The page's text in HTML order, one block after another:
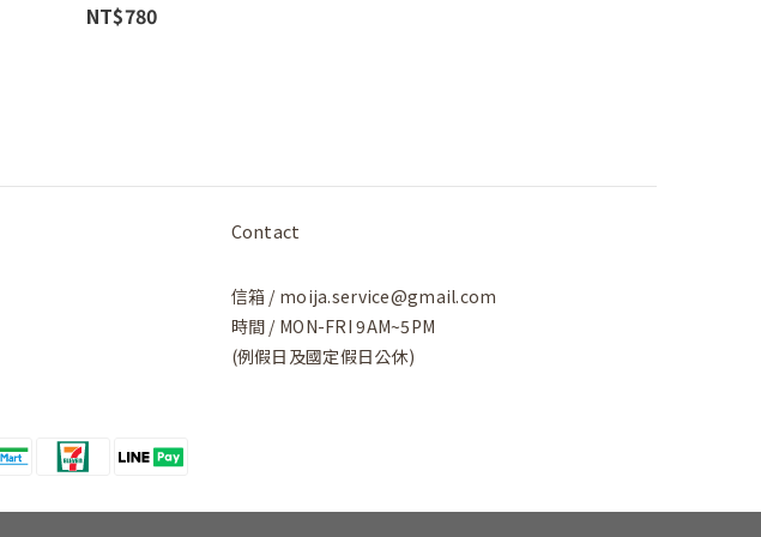
NT$780
Contact
信箱 / moija.service@gmail.com
時間 / MON-FRI 9AM~5PM
(例假日及國定假日公休)